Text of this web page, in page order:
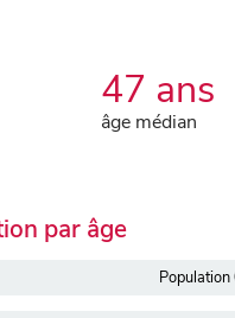
47 ans
âge médian
par âge